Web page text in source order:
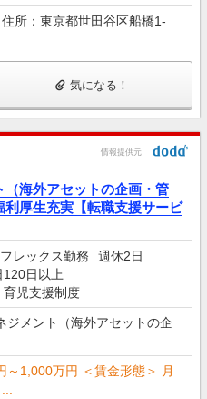
所：東京都世田谷区船橋1-
気になる！
情報提供元
海外アセットの企画・管
厚生充実【転職支援サービ
フレックス勤務
週休2日
日以上
育児支援制度
ジメント（海外アセットの企
～1,000万円 ＜賃金形態＞ 月